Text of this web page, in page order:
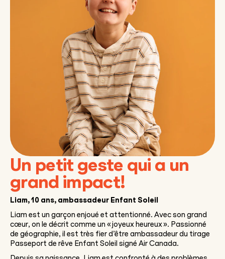
Un petit geste qui a un
grand impact!
Liam, 10 ans, ambassadeur Enfant Soleil
Liam est un garçon enjoué et attentionné. Avec son grand
cœur, on le décrit comme un « joyeux heureux ». Passionné
de géographie, il est très fier d’être ambassadeur du tirage
Passeport de rêve Enfant Soleil signé Air Canada.